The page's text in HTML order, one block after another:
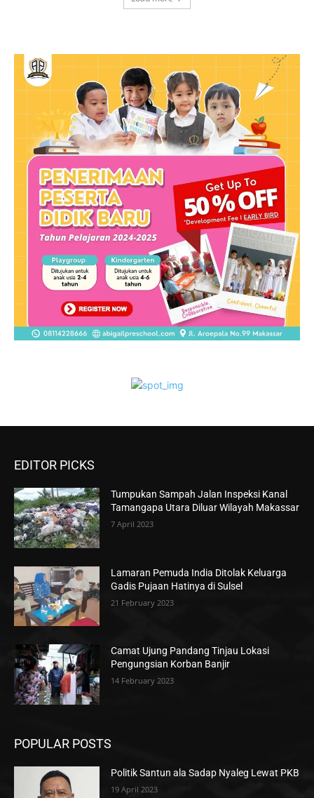
EDITOR PICKS
Tumpukan Sampah Jalan Inspeksi Kanal
Tamangapa Utara Diluar Wilayah Makassar
7 April 2023
Lamaran Pemuda India Ditolak Keluarga
Gadis Pujaan Hatinya di Sulsel
21 February 2023
Camat Ujung Pandang Tinjau Lokasi
Pengungsian Korban Banjir
14 February 2023
POPULAR POSTS
Politik Santun ala Sadap Nyaleg Lewat PKB
19 April 2023